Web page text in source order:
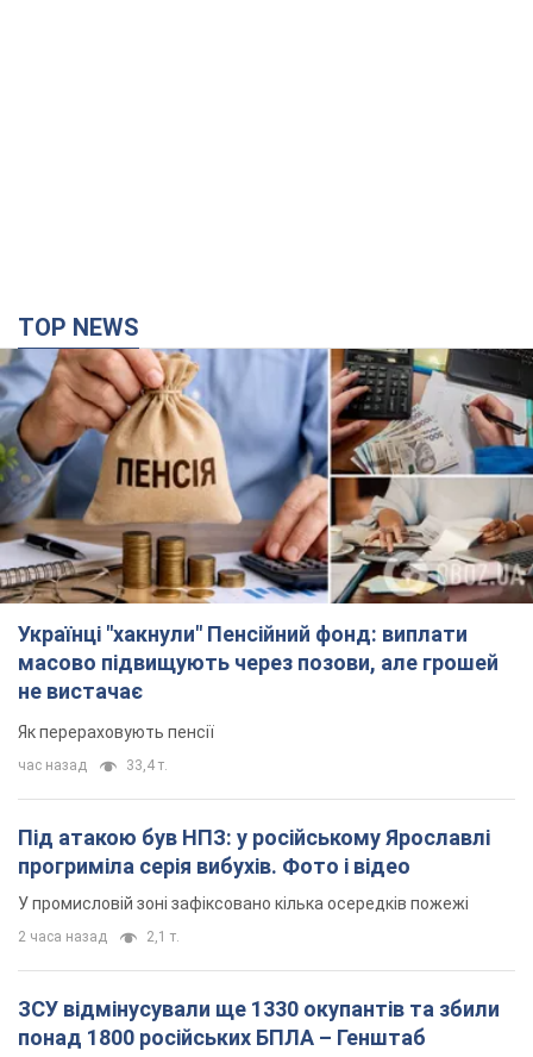
TOP NEWS
Українці "хакнули" Пенсійний фонд: виплати
масово підвищують через позови, але грошей
не вистачає
Як перераховують пенсії
час назад 33,4 т.
Під атакою був НПЗ: у російському Ярославлі
прогриміла серія вибухів. Фото і відео
У промисловій зоні зафіксовано кілька осередків пожежі
2 часа назад 2,1 т.
ЗСУ відмінусували ще 1330 окупантів та збили
понад 1800 російських БПЛА – Генштаб